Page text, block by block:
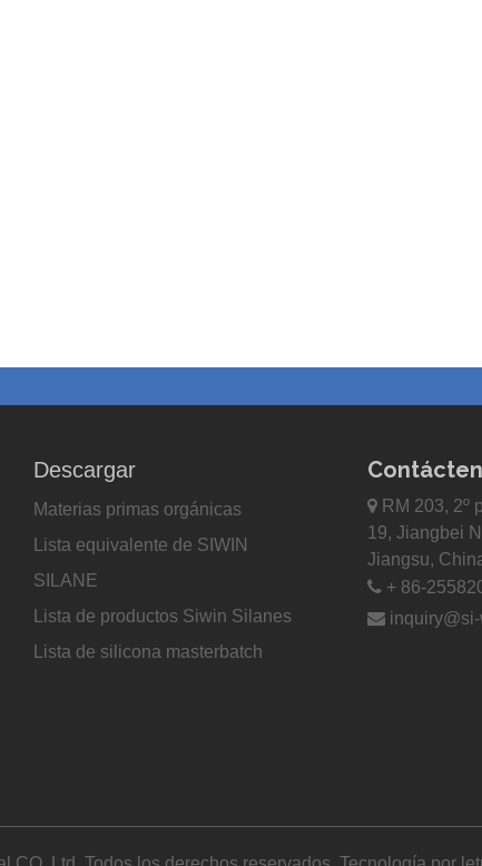
Descargar
Materias primas orgánicas
Lista equivalente de SIWIN
SILANE
Lista de productos Siwin Silanes
Lista de silicona masterbatch
 RM 203, 2º
19, Jiangbei
Jiangsu,
 + 86-
